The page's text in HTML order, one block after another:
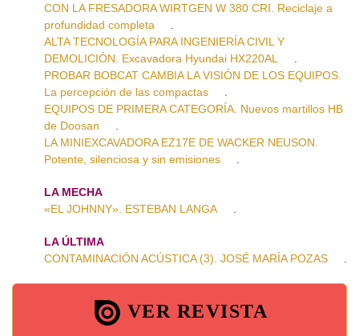
CON LA FRESADORA WIRTGEN W 380 CRI. Reciclaje a
profundidad completa
ALTA TECNOLOGÍA PARA INGENIERÍA CIVIL Y
DEMOLICIÓN. Excavadora Hyundai HX220AL
PROBAR BOBCAT CAMBIA LA VISIÓN DE LOS EQUIPOS.
La percepción de las compactas
EQUIPOS DE PRIMERA CATEGORÍA. Nuevos martillos HB
de Doosan
LA MINIEXCAVADORA EZ17E DE WACKER NEUSON.
Potente, silenciosa y sin emisiones
LA MECHA
«EL JOHNNY». ESTEBAN LANGA
LA ÚLTIMA
CONTAMINACIÓN ACÚSTICA (3). JOSÉ MARÍA POZAS
VER REVISTA